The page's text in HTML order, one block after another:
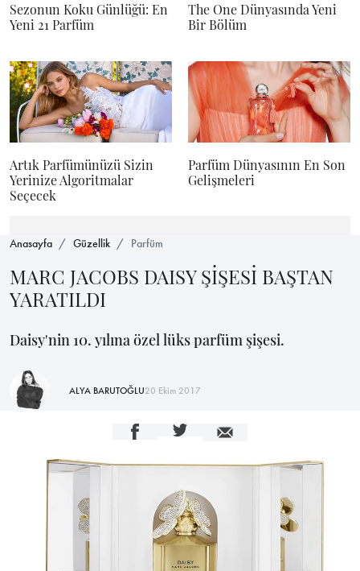
Sezonun Koku Günlüğü: En
Yeni 21 Parfüm
The One Dünyasında Yeni
Bir Bölüm
Artık Parfümünüzü Sizin
Yerinize Algoritmalar
Seçecek
Parfüm Dünyasının En Son
Gelişmeleri
Anasayfa Güzellik Parfüm
MARC JACOBS DAISY ŞİŞESİ BAŞTAN
YARATILDI
Daisy'nin 10. yılına özel lüks parfüm şişesi.
ALYA BARUTOĞLU20 Ekim 2017